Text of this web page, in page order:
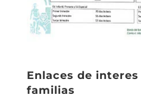
Enlaces de interes
familias